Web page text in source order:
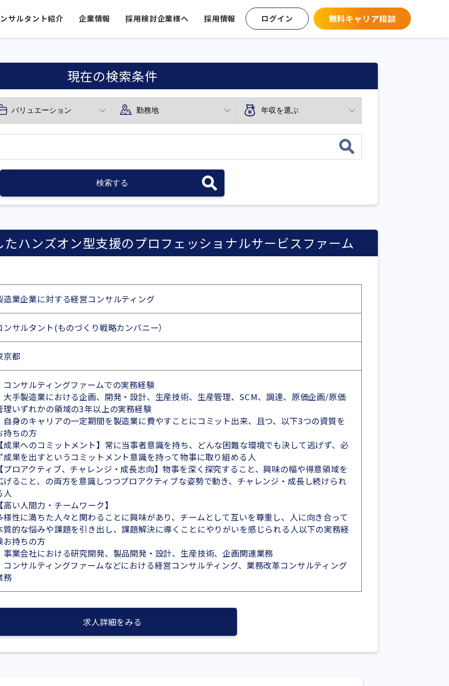
サルタント紹介 企業情報 採用検討企業様へ 採用情報 ログイン 無料キャリア相談
現在の検索条件
ハンズオン型支援のプロフェッショナルサービスファーム
造業企業に対する経営コンサルティング
ンサルタント(ものづくり戦略カンパニー）
京都
コンサルティングファームでの実務経験
大手製造業における企画、開発・設計、生産技術、生産管理、SCM、調達、原価企画/原価
理いずれかの領域の3年以上の実務経験
自身のキャリアの一定期間を製造業に費やすことにコミット出来、且つ、以下3つの資質を
持ちの方
成果へのコミットメント】常に当事者意識を持ち、どんな困難な環境でも決して逃げず、必
成果を出すというコミットメント意識を持って物事に取り組める人
プロアクティブ、チャレンジ・成長志向】物事を深く探究すること、興味の幅や得意領域を
げること、の両方を意識しつつプロアクティブな姿勢で動き、チャレンジ・成長し続けられ
人
高い人間力・チームワーク】
様性に満ちた人々と関わることに興味があり、チームとして互いを尊重し、人に向き合って
質的な悩みや課題を引き出し、課題解決に導くことにやりがいを感じられる人以下の実務経
お持ちの方
事業会社における研究開発、製品開発・設計、生産技術、企画関連業務
コンサルティングファームなどにおける経営コンサルティング、業務改革コンサルティング
務
求人詳細をみる